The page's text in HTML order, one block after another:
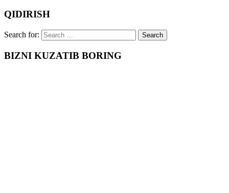
QIDIRISH
Search for:
BIZNI KUZATIB BORING